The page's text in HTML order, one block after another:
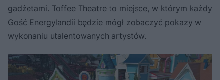
gadżetami. Toffee Theatre to miejsce, w którym każdy
Gość Energylandii będzie mógł zobaczyć pokazy w
wykonaniu utalentowanych artystów.